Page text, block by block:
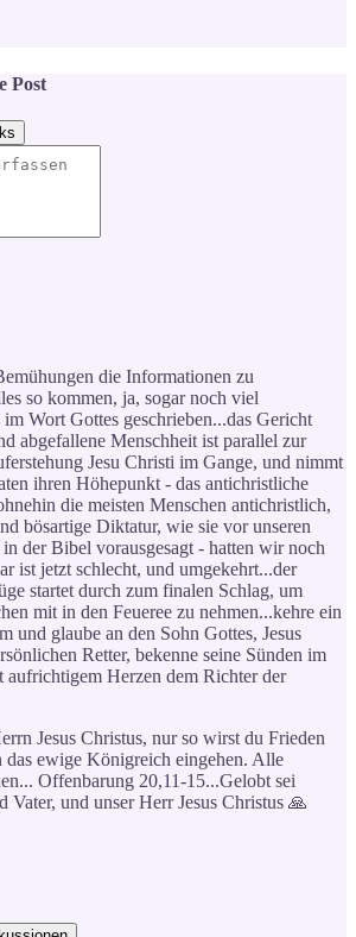
Post
die Informationen zu
so kommen, ja, sogar noch viel
im Wort Gottes geschrieben...das Gericht
abgefallene Menschheit ist parallel zur
Jesu Christi im Gange, und nimmt
ihren Höhepunkt - das antichristliche
die meisten Menschen antichristlich,
bösartige Diktatur, wie sie vor unseren
der Bibel vorausgesagt - hatten wir noch
ist jetzt schlecht, und umgekehrt...der
startet durch zum finalen Schlag, um
mit in den Feueree zu nehmen...kehre ein
und glaube an den Sohn Gottes, Jesus
Retter, bekenne seine Sünden im
Herzen dem Richter der
Jesus Christus, nur so wirst du Frieden
das ewige Königreich eingehen. Alle
Offenbarung 20,11-15...Gelobt sei
Vater, und unser Herr Jesus Christus 🙏